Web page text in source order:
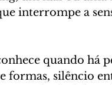
interrompe a
quando há
formas, silêncio